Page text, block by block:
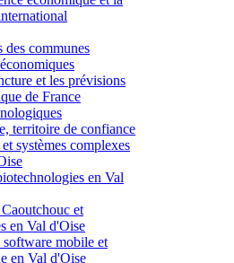
des communes
et les prévisions
de France
territoire de confiance
systèmes complexes
en Val
et
en Val d'Oise
mobile et
en Val d'Oise